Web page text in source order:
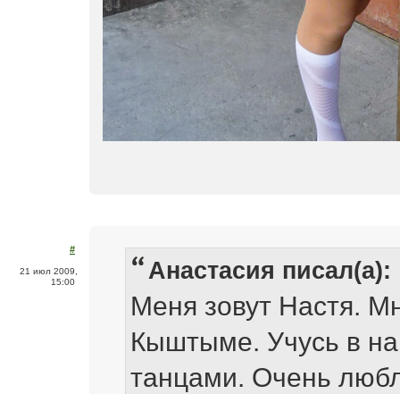
#
21 июл 2009,
15:00
Анастасия писал(а):
Меня зовут Настя.
Кыштыме. Учусь в
танцами. Очень